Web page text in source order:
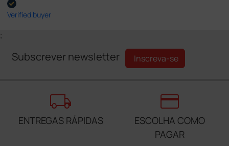
Verified buyer
;
Subscrever newsletter Inscreva-se
local_shipping
ENTREGAS RÁPIDAS
credit_card
ESCOLHA COMO
PAGAR